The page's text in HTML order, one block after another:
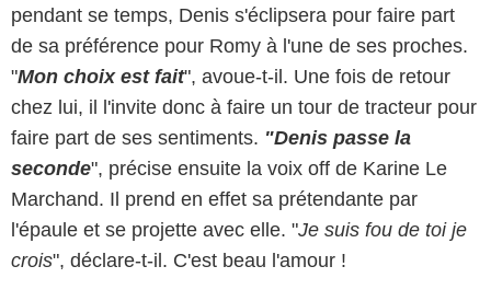
pendant se temps, Denis s'éclipsera pour faire part
de sa préférence pour Romy à l'une de ses proches.
"Mon choix est fait", avoue-t-il. Une fois de retour
chez lui, il l'invite donc à faire un tour de tracteur pour
faire part de ses sentiments. "Denis passe la
seconde", précise ensuite la voix off de Karine Le
Marchand. Il prend en effet sa prétendante par
l'épaule et se projette avec elle. "Je suis fou de toi je
crois", déclare-t-il. C'est beau l'amour !